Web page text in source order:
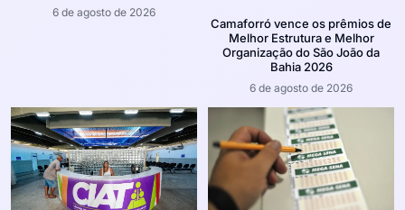
6 de agosto de 2026
Camaforró vence os prêmios de
Melhor Estrutura e Melhor
Organização do São João da
Bahia 2026
6 de agosto de 2026